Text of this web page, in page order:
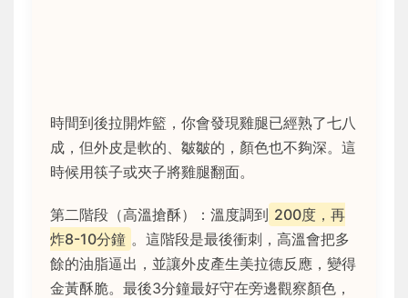
時間到後拉開炸籃，你會發現雞腿已經熟了七八
成，但外皮是軟的、皺皺的，顏色也不夠深。這
時候用筷子或夾子將雞腿翻面。
第二階段（高溫搶酥）：溫度調到 200度，再
炸8-10分鐘 。這階段是最後衝刺，高溫會把多
餘的油脂逼出，並讓外皮產生美拉德反應，變得
金黃酥脆。最後3分鐘最好守在旁邊觀察顏色，